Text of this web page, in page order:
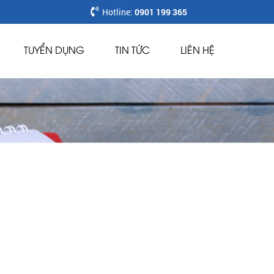
Hotline: 0901 199 365
TUYỂN DỤNG TIN TỨC LIÊN HỆ